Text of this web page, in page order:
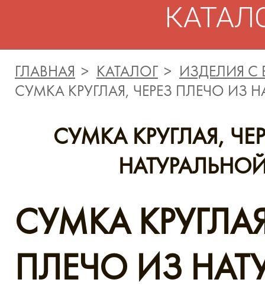
ГЛАВНАЯ КАТАЛОГ
ИЗДЕЛИЯ
CУМКА КРУГЛАЯ, ЧЕРЕЗ ПЛЕЧО ИЗ
CУМКА КРУГЛАЯ,
CУМКА
ПЛЕЧО ИЗ